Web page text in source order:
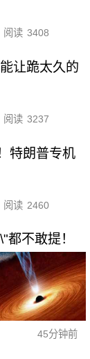
阅读 3408
让跪太久的
阅读 3237
特朗普专机
阅读 2460
不敢提！
45分钟前